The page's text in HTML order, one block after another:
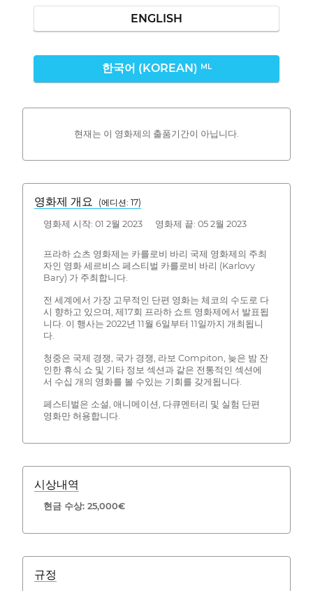
ENGLISH
한국어 (KOREAN) ML
현재는 이 영화제의 출품기간이 아닙니다.
영화제 개요 (에디션: 17)
영화제 시작: 01 2월 2023 영화제 끝: 05 2월 2023
프라하 쇼츠 영화제는 카를로비 바리 국제 영화제의 주최
자인 영화 세르비스 페스티벌 카를로비 바리 (Karlovy
Bary) 가 주최합니다.
전 세계에서 가장 고무적인 단편 영화는 체코의 수도로 다
시 향하고 있으며, 제17회 프라하 쇼트 영화제에서 발표됩
니다. 이 행사는 2022년 11월 6일부터 11일까지 개최됩니
다.
청중은 국제 경쟁, 국가 경쟁, 라보 Compiton, 늦은 밤 잔
인한 휴식 쇼 및 기타 정보 섹션과 같은 전통적인 섹션에
서 수십 개의 영화를 볼 수있는 기회를 갖게됩니다.
페스티벌은 소설, 애니메이션, 다큐멘터리 및 실험 단편
영화만 허용합니다.
시상내역
현금 수상: 25,000€
규정